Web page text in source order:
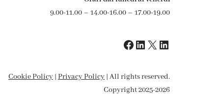
9.00-11.00 – 14.00-16.00 – 17.00-19.00
Cookie Policy | Privacy Policy | All rights reserved.
Copyright 2025-2026